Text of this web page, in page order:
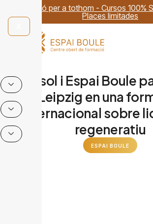
Formació per a tothom - Cursos 100%
Places limitades
Edensol i Espai Boule
Leipzig en una
internacional sobre
regeneratiu
ESPAI BOULE